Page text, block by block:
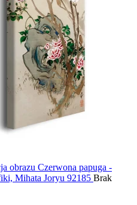
obrazu Czerwona papuga -
Mihata Joryu 92185 Brak